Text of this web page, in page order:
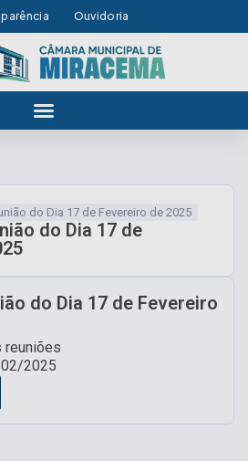
Ouvidoria
do Dia 17 de Fevereiro de 2025
do Dia 17 de
do Dia 17 de Fevereiro
reuniões
2025